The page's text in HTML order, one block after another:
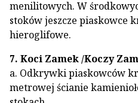
menilitowych. W
stoków jeszcze piaskowce
hieroglifowe.
7. Koci Zamek /Koczy
a. Odkrywki piaskowców
metrowej ścianie